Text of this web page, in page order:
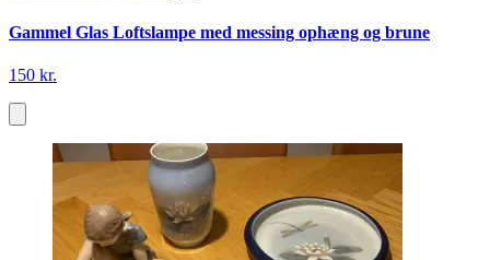
Gammel Glas Loftslampe med messing ophæng og brune
150 kr.